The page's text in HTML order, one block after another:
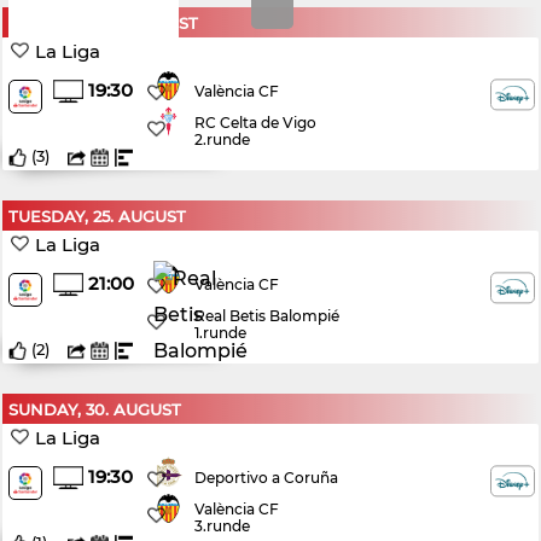
SATURDAY, 22. AUGUST
La Liga
19:30
València CF
RC Celta de Vigo
2.runde
(3)
TUESDAY, 25. AUGUST
La Liga
21:00
València CF
Real Betis Balompié
1.runde
(2)
SUNDAY, 30. AUGUST
La Liga
19:30
Deportivo a Coruña
València CF
3.runde